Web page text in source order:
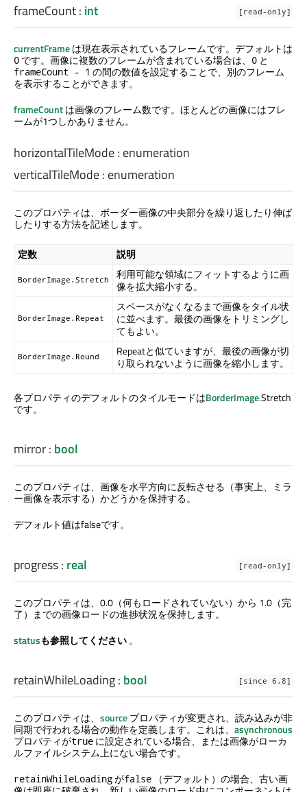
frameCount: int [read-only]
currentFrameは現在表示されているフレームです。デフォルトは
0 です。画像に複数のフレームが含まれている場合は、 0 と
frameCount - 1 の間の数値を設定することで、別のフレーム
を表示することができます。
frameCountは画像のフレーム数です。ほとんどの画像にはフレ
ームが1つしかありません。
horizontalTileMode: enumeration
verticalTileMode: enumeration
このプロパティは、ボーダー画像の中央部分を繰り返したり伸ば
したりする方法を記述します。
定数 説明
BorderImage.Stretch
利用可能な領域にフィットするように画
像を拡大縮小する。
BorderImage.Repeat
スペースがなくなるまで画像をタイル状
に並べます。最後の画像をトリミングし
てもよい。
BorderImage.Round
Repeatと似ていますが、最後の画像が切
り取られないように画像を縮小します。
各プロパティのデフォルトのタイルモードはBorderImage.Stretch
です。
mirror: bool
このプロパティは、画像を水平方向に反転させる（事実上、ミラ
ー画像を表示する）かどうかを保持する。
デフォルト値はfalseです。
progress: real [read-only]
このプロパティは、0.0（何もロードされていない）から 1.0（完
了）までの画像ロードの進捗状況を保持します。
statusも参照してください。
retainWhileLoading: bool [since 6.8]
このプロパティは、 sourceプロパティが変更され、読み込みが非
同期で行われる場合の動作を定義します。これは、 asynchronous
プロパティがtrue に設定されている場合、または画像がローカ
ルファイルシステム上にない場合です。
retainWhileLoadingがfalse （デフォルト）の場合、古い画